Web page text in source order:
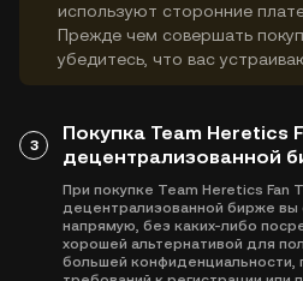
используют сторонние
Прежде чем совершать
убедитесь, что вас
3
Покупка Team Heretics
децентрализованной
При покупке Team Heretics Fan
децентрализованной бирже вы
напрямую, без каких-либо
хорошей альтернативой для
большей конфиденциальности,